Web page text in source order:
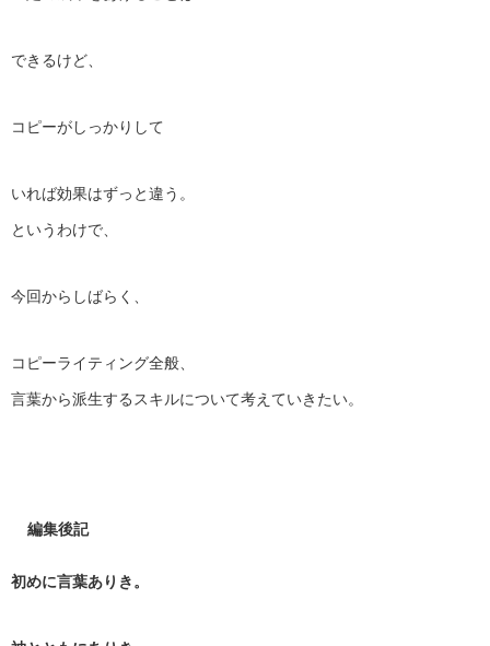
できるけど、
コピーがしっかりして
いれば効果はずっと違う。
というわけで、
今回からしばらく、
コピーライティング全般、
言葉から派生するスキルについて考えていきたい。
編集後記
初めに言葉ありき。